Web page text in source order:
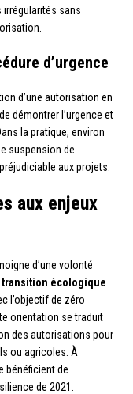
irrégularités sans
d’urgence
d’une autorisation en
démontrer l’urgence et
la pratique, environ
suspension de
aux projets.
aux enjeux
d’une volonté
transition écologique
l’objectif de zéro
orientation se traduit
des autorisations pour
ou agricoles. À
bénéficient de
de 2021.